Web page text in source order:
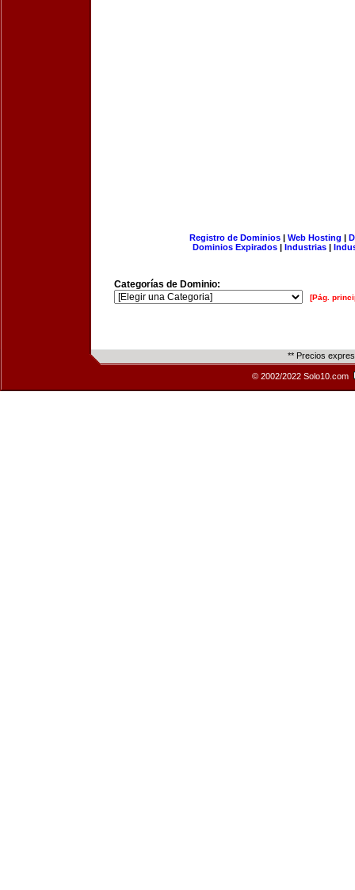
Registro de Dominios| Web Hosting |
Dominios Expirados | Industrias |
Categorías de Dominio:
[Pág.
** Precios
© 2002/2022 Solo10.com